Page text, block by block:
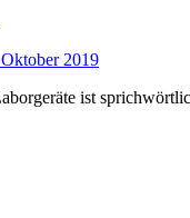
2019
ist